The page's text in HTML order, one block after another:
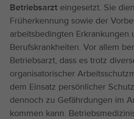
Betriebsarzt eingesetzt. Sie
Früherkennung sowie der
arbeitsbedingten Erkrankungen
Berufskrankheiten. Vor allem
Betriebsarzt, dass es trotz
organisatorischer
dem Einsatz persönlicher
dennoch zu Gefährdungen im
kommen kann.